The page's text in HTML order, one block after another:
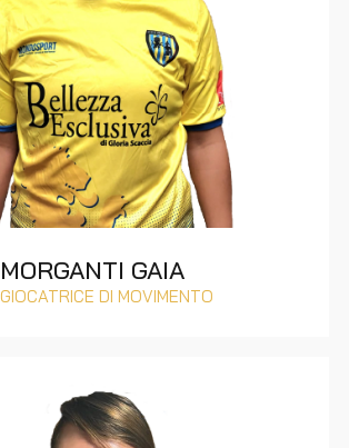
MORGANTI GAIA
GIOCATRICE DI MOVIMENTO